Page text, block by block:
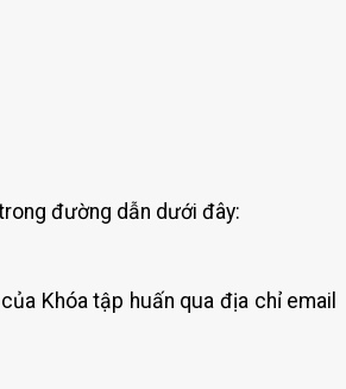
đường dẫn dưới đây:
Khóa tập huấn qua địa chỉ email